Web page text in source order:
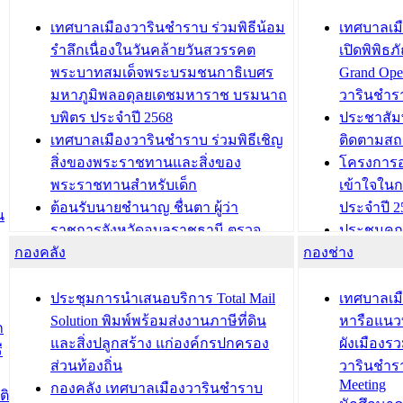
เทศบาลเมืองวารินชำราบ ร่วมพิธีน้อม
รำลึกเนื่องในวันคล้ายวันสวรรคต
พระบาทสมเด็จพระบรมชนกาธิเบศร
มหาภูมิพลอดุลยเดชมหาราช บรมนาถ
บพิตร ประจำปี 2568
เทศบาลเมืองวารินชำราบ ร่วมพิธีเชิญ
สิ่งของพระราชทานและสิ่งของ
พระราชทานสำหรับเด็ก
ต้อนรับนายชำนาญ ชื่นตา ผู้ว่า
ราชการจังหวัดอุบลราชธานี ตรวจ
ความเรียบร้อยของสถานที่ในการเตรี
องคมนตรี
สำนักทะเบียนท้องถิ่นเทศบาลเมือง
วารินชำราบ ดำเนินการมอบทะเบียน
บ้าน ทร.14 และบัตรประจำตัว
ประชาชนบุคคลประเภท 8 แก่บุคคลที่
เทศบาลเ
เปิดพิพิธภั
Grand
วารินชำร
ประชาสัม
ติดตามส
โครงกา
เข้าใจใน
ประจำปี
ประชุมค
ความเสี่ย
ประชุมที
ชีวา สร้า
ขับเคลื่อน
“เมืองแห่
กองคลัง
ประชุมการนำเสนอบริการ Total Mail
Solution พิมพ์พร้อมส่งงานภาษีที่ดิน
และสิ่งปลูกสร้าง แก่องค์กรปกครอง
ส่วนท้องถิ่น
กองคลัง เทศบาลเมืองวารินชำราบ
กองช่าง
เทศบาลเ
หารือแน
ผังเมืองร
วารินชำร
Meeting